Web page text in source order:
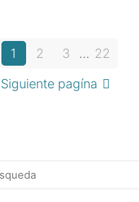
1 2 3 ... 22
Siguiente pagína